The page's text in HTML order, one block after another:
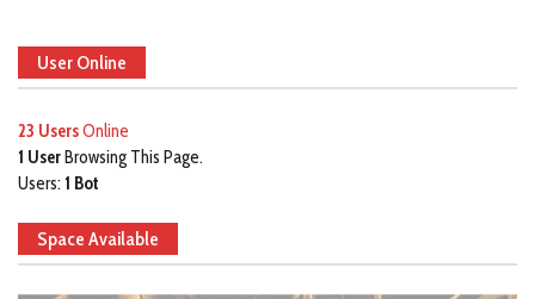
User Online
23 UsersOnline
1 UserBrowsing This Page.
Users: 1 Bot
Space Available